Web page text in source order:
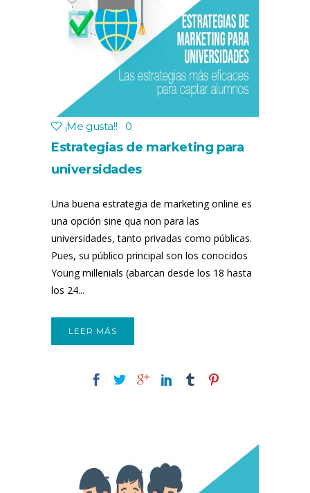
¡Me gusta!! 0
Estrategias de marketing para
universidades
Una buena estrategia de marketing online es
una opción sine qua non para las
universidades, tanto privadas como públicas.
Pues, su público principal son los conocidos
Young millenials (abarcan desde los 18 hasta
los 24...
LEER MÁS